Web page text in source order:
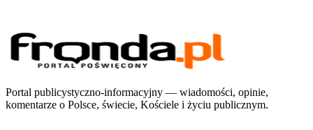
Portal publicystyczno-informacyjny — wiadomości, opinie,
komentarze o Polsce, świecie, Kościele i życiu publicznym.